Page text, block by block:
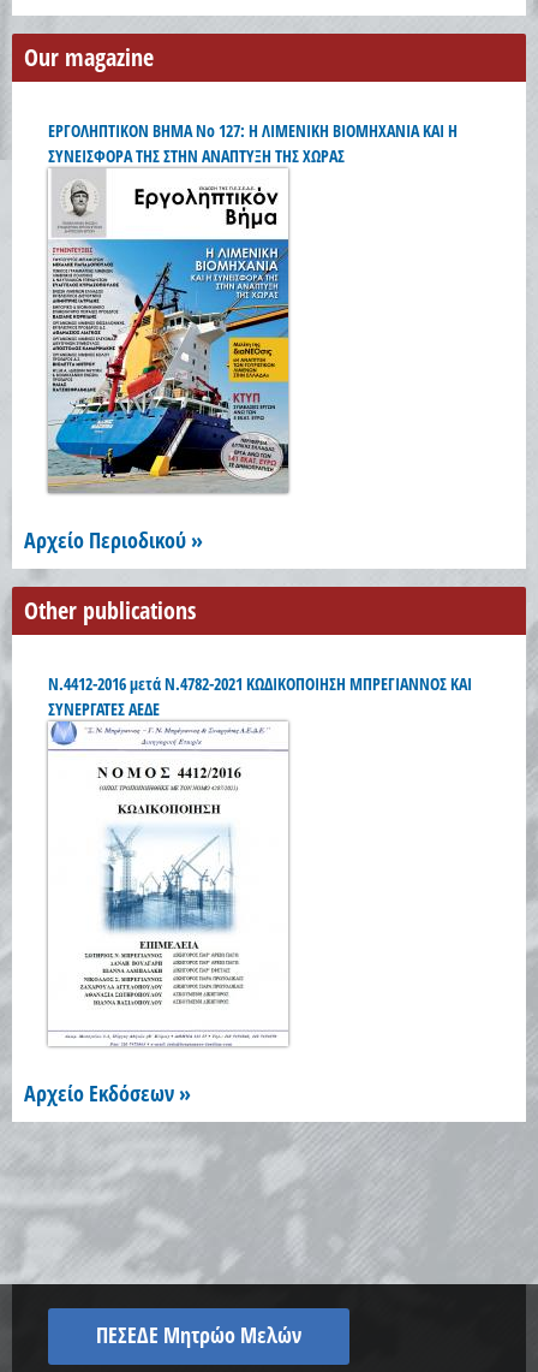
Our magazine
ΕΡΓΟΛΗΠΤΙΚΟΝ ΒΗΜΑ Νο 127: Η ΛΙΜΕΝΙΚΗ ΒΙΟΜΗΧΑΝΙΑ ΚΑΙ Η
ΣΥΝΕΙΣΦΟΡΑ ΤΗΣ ΣΤΗΝ ΑΝΑΠΤΥΞΗ ΤΗΣ ΧΩΡΑΣ
Αρχείο Περιοδικού »
Other publications
Ν.4412-2016 μετά Ν.4782-2021 ΚΩΔΙΚΟΠΟΙΗΣΗ ΜΠΡΕΓΙΑΝΝΟΣ ΚΑΙ
ΣΥΝΕΡΓΑΤΕΣ ΑΕΔΕ
Αρχείο Εκδόσεων »
ΠΕΣΕΔΕ Μητρώο Μελών